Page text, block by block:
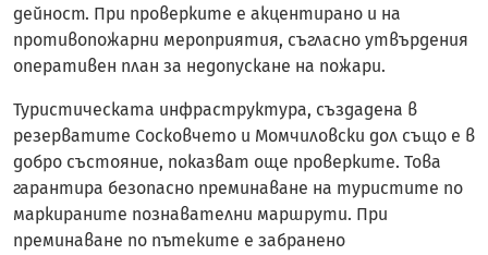
дейност. При проверките е акцентирано и на
противопожарни мероприятия, съгласно утвърдения
оперативен план за недопускане на пожари.
Туристическата инфраструктура, създадена в
резерватите Сосковчето и Момчиловски дол също е в
добро състояние, показват още проверките. Това
гарантира безопасно преминаване на туристите по
маркираните познавателни маршрути. При
преминаване по пътеките е забранено